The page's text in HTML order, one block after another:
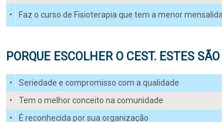
• Faz o curso de Fisioterapia que tem a menor
PORQUE ESCOLHER O CEST. ESTES
•
Seriedade e compromisso com a qualidade
•
Tem o melhor conceito na comunidade
•
É reconhecida por sua organização